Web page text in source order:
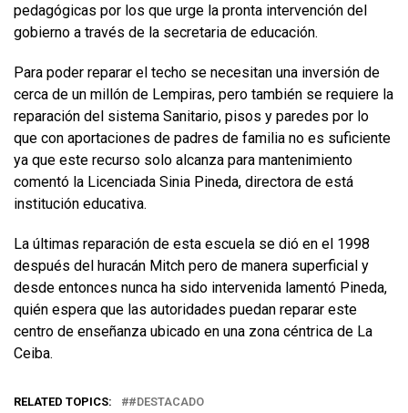
pedagógicas por los que urge la pronta intervención del
gobierno a través de la secretaria de educación.
Para poder reparar el techo se necesitan una inversión de
cerca de un millón de Lempiras, pero también se requiere la
reparación del sistema Sanitario, pisos y paredes por lo
que con aportaciones de padres de familia no es suficiente
ya que este recurso solo alcanza para mantenimiento
comentó la Licenciada Sinia Pineda, directora de está
institución educativa.
La últimas reparación de esta escuela se dió en el 1998
después del huracán Mitch pero de manera superficial y
desde entonces nunca ha sido intervenida lamentó Pineda,
quién espera que las autoridades puedan reparar este
centro de enseñanza ubicado en una zona céntrica de La
Ceiba.
RELATED TOPICS: #DESTACADO